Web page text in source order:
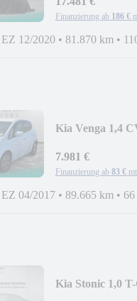
Finanzierung ab 186 €
EZ 12/2020 • 81.870 km •
Kia Venga 1,4
7.981 €
Finanzierung ab 83 €
EZ 04/2017 • 89.665 km •
Kia Stonic 1,0